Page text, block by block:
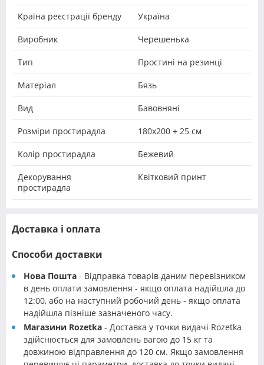
Країна реєстрації бренду Україна
Виробник Черешенька
Тип Простині на резинці
Матеріал Бязь
Вид Бавовняні
Розміри простирадла 180x200 + 25 см
Колір простирадла Бежевий
Декорування
простирадла
Квітковий принт
Доставка і оплата
Способи доставки
Нова Пошта - Відправка товарів даним перевізником
в день оплати замовлення - якщо оплата надійшла до
12:00, або на наступний робочий день - якщо оплата
надійшла пізніше зазначеного часу.
Магазини Rozetka - Доставка у точки видачі Rozetka
здійснюється для замовлень вагою до 15 кг та
довжиною відправлення до 120 см. Якщо замовлення